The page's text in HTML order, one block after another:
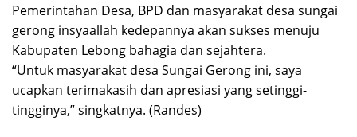
Pemerintahan Desa, BPD dan masyarakat desa sungai
gerong insyaallah kedepannya akan sukses menuju
Kabupaten Lebong bahagia dan sejahtera.
“Untuk masyarakat desa Sungai Gerong ini, saya
ucapkan terimakasih dan apresiasi yang setinggi-
tingginya,” singkatnya. (Randes)